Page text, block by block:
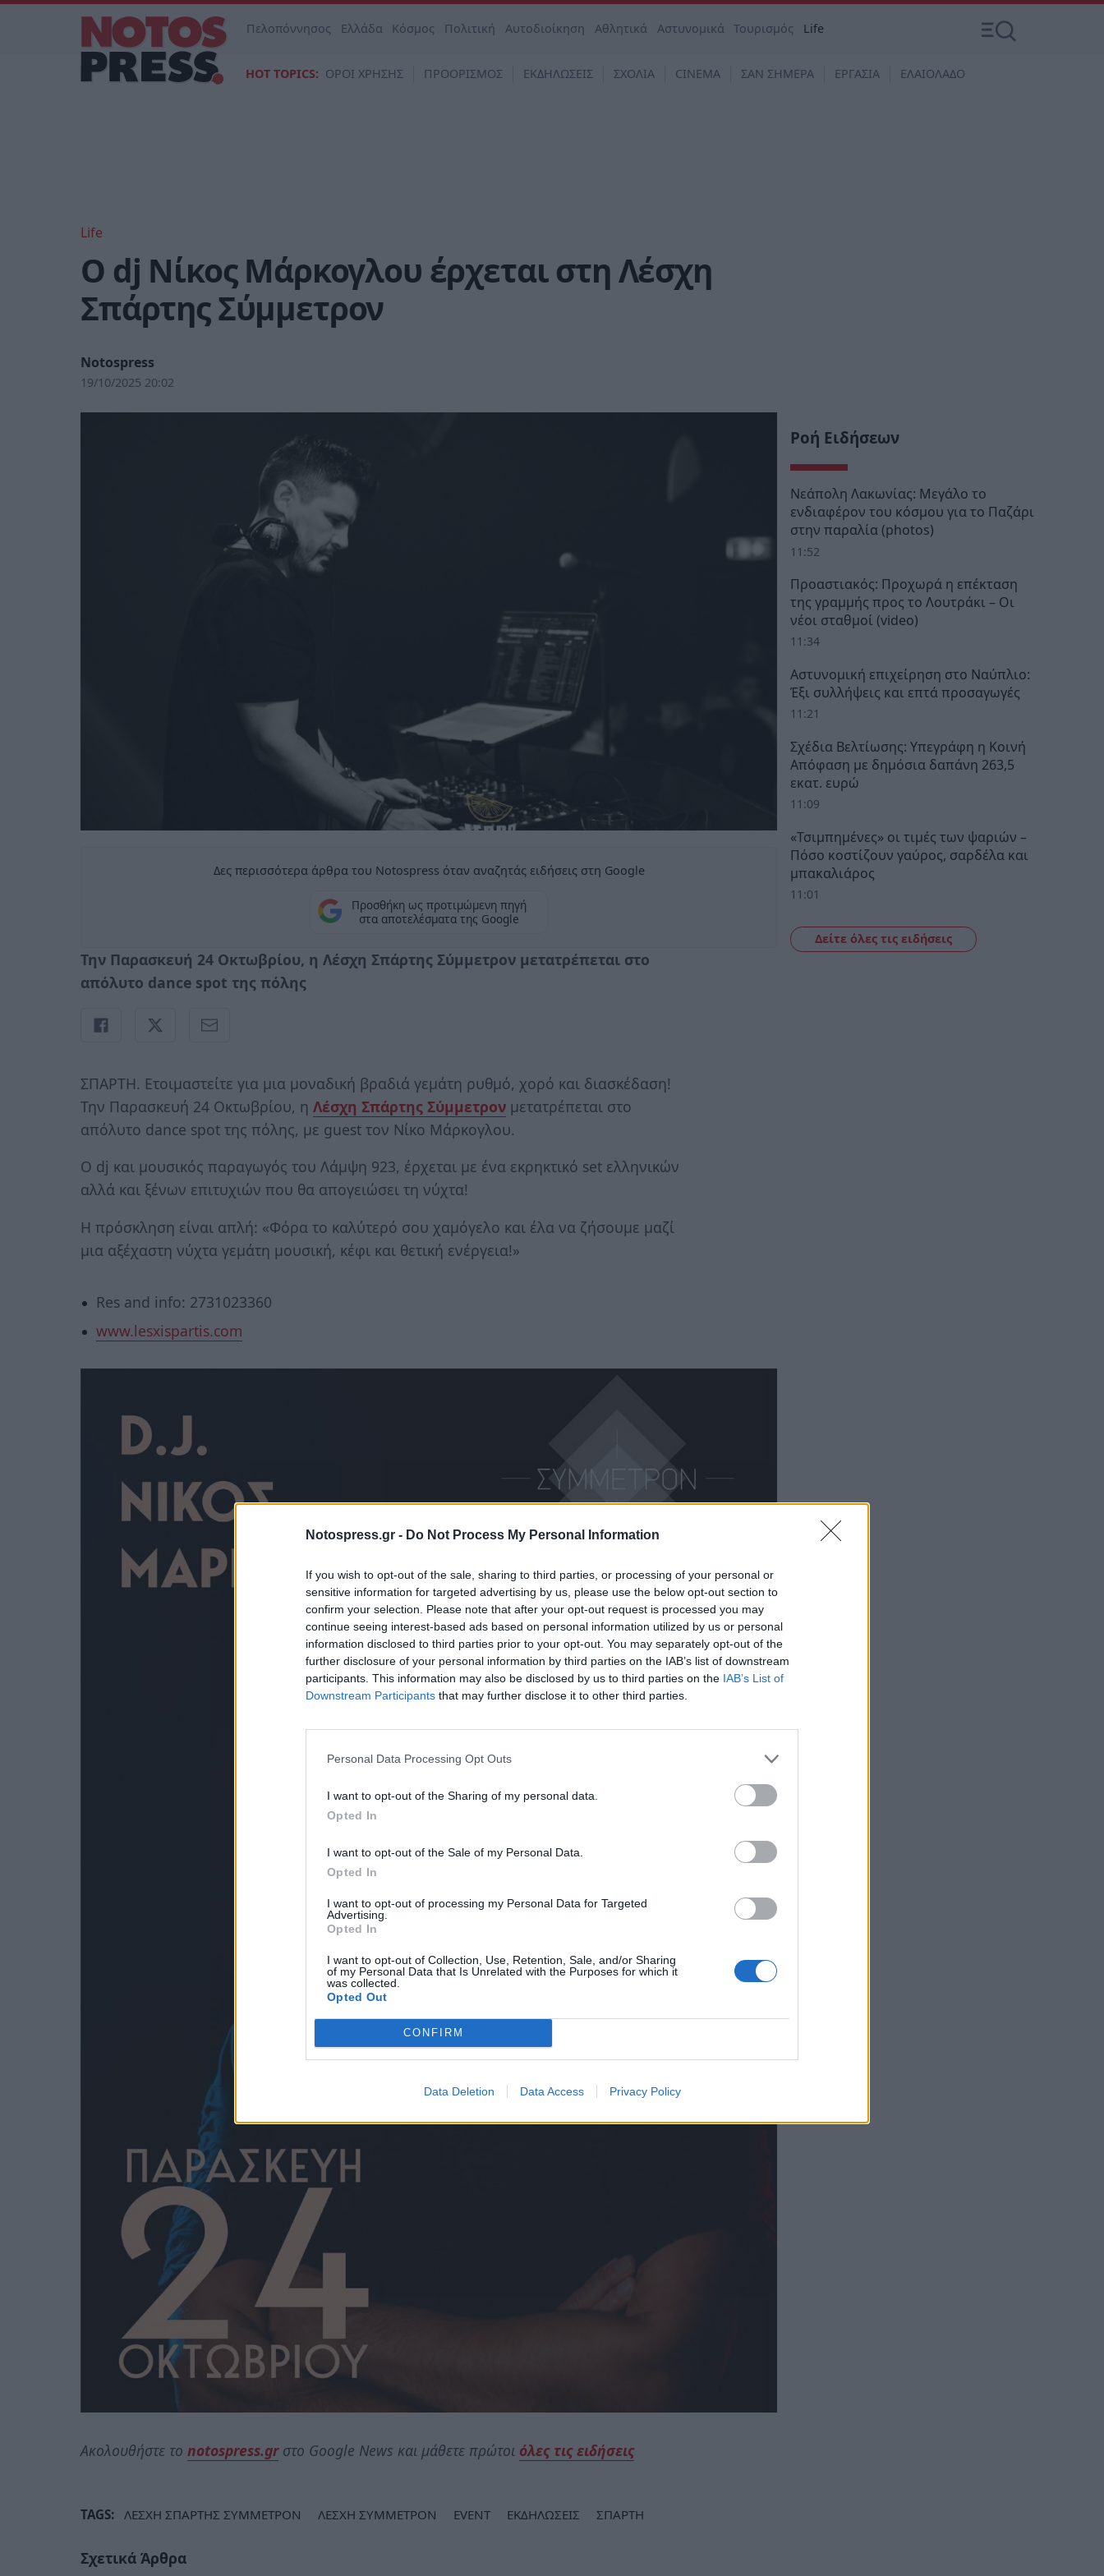
Notospress.gr - Do Not Process My Personal Information
If you wish to opt-out of the sale, sharing to third parties, or processing of your personal or
sensitive information for targeted advertising by us, please use the below opt-out section to
confirm your selection. Please note that after your opt-out request is processed you may
continue seeing interest-based ads based on personal information utilized by us or personal
information disclosed to third parties prior to your opt-out. You may separately opt-out of the
further disclosure of your personal information by third parties on the IAB’s list of downstream
participants. This information may also be disclosed by us to third parties on the IAB’s List of
Downstream Participants that may further disclose it to other third parties.
Personal Data Processing Opt Outs
I want to opt-out of the Sharing of my personal data.
Opted In
I want to opt-out of the Sale of my Personal Data.
Opted In
I want to opt-out of processing my Personal Data for Targeted
Advertising.
Opted In
I want to opt-out of Collection, Use, Retention, Sale, and/or Sharing
of my Personal Data that Is Unrelated with the Purposes for which it
was collected.
Opted Out
CONFIRM
Data Deletion Data Access Privacy Policy
Πελοπόννησος Ελλάδα Κόσμος Πολιτική Αυτοδιοίκηση Αθλητικά Αστυνομικά Τουρισμός Life
HOT TOPICS: ΟΡΟΙ ΧΡΗΣΗΣ ΠΡΟΟΡΙΣΜΟΣ ΕΚΔΗΛΩΣΕΙΣ ΣΧΟΛΙΑ CINEMA ΣΑΝ ΣΗΜΕΡΑ ΕΡΓΑΣΙΑ ΕΛΑΙΟΛΑΔΟ
Life
Ο dj Νίκος Μάρκογλου έρχεται στη Λέσχη
Σπάρτης Σύμμετρον
Notospress
19/10/2025 20:02
Δες περισσότερα άρθρα του Notospress όταν αναζητάς ειδήσεις στη Google
Προσθήκη ως προτιμώμενη πηγή
στα αποτελέσματα της Google
Την Παρασκευή 24 Οκτωβρίου, η Λέσχη Σπάρτης Σύμμετρον μετατρέπεται στο
απόλυτο dance spot της πόλης
ΣΠΑΡΤΗ. Eτοιμαστείτε για μια μοναδική βραδιά γεμάτη ρυθμό, χορό και διασκέδαση!
Την Παρασκευή 24 Οκτωβρίου, η Λέσχη Σπάρτης Σύμμετρον μετατρέπεται στο
απόλυτο dance spot της πόλης, με guest τον Νίκο Μάρκογλου.
Ο dj και μουσικός παραγωγός του Λάμψη 923, έρχεται με ένα εκρηκτικό set ελληνικών
αλλά και ξένων επιτυχιών που θα απογειώσει τη νύχτα!
Η πρόσκληση είναι απλή: «Φόρα το καλύτερό σου χαμόγελο και έλα να ζήσουμε μαζί
μια αξέχαστη νύχτα γεμάτη μουσική, κέφι και θετική ενέργεια!»
Res and info: 2731023360
www.lesxispartis.com
Ακολουθήστε το notospress.grστο Google News και μάθετε πρώτοι όλες τις ειδήσεις
TAGS: ΛΕΣΧΗ ΣΠΑΡΤΗΣ ΣΥΜΜΕΤΡΟΝ ΛΕΣΧΗ ΣΥΜΜΕΤΡΟΝ EVENT ΕΚΔΗΛΩΣΕΙΣ ΣΠΑΡΤΗ
Σχετικά Άρθρα
Ροή Ειδήσεων
Νεάπολη Λακωνίας: Μεγάλο το
ενδιαφέρον του κόσμου για το Παζάρι
στην παραλία (photos)
11:52
Προαστιακός: Προχωρά η επέκταση
της γραμμής προς το Λουτράκι – Οι
νέοι σταθμοί (video)
11:34
Αστυνομική επιχείρηση στο Ναύπλιο:
Έξι συλλήψεις και επτά προσαγωγές
11:21
Σχέδια Βελτίωσης: Υπεγράφη η Κοινή
Απόφαση με δημόσια δαπάνη 263,5
εκατ. ευρώ
11:09
«Τσιμπημένες» οι τιμές των ψαριών –
Πόσο κοστίζουν γαύρος, σαρδέλα και
μπακαλιάρος
11:01
Δείτε όλες τις ειδήσεις